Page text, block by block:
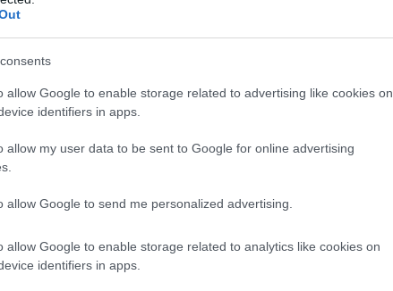
allow Google to enable storage related to advertising like cookies on
identifiers in apps.
allow my user data to be sent to Google for online advertising
allow Google to send me personalized advertising.
allow Google to enable storage related to analytics like cookies on
identifiers in apps.
az
új motorral
miközben baljós árnyak vetülnek
játszik, mert így gyorsan kirajzolódhat
marad, Antonelli köré épül majd a
vissza.
most már megvan az első számú